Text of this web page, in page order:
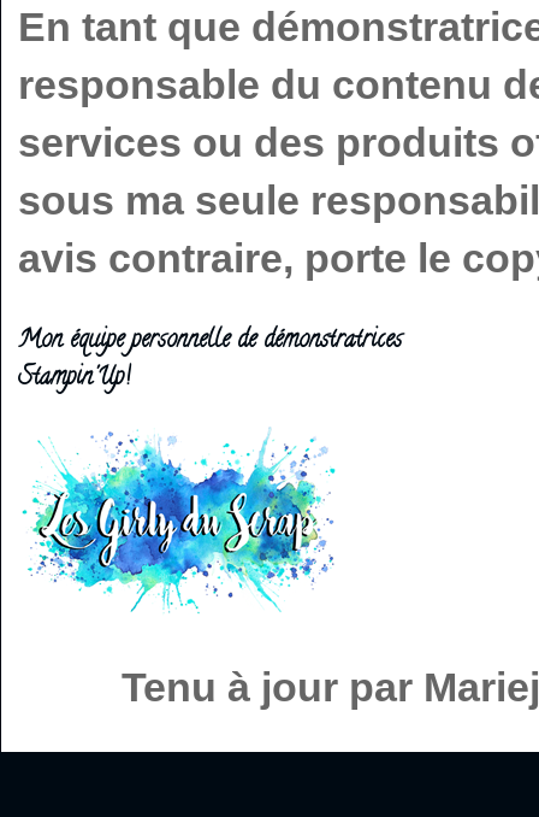
En tant que
responsable du contenu
services ou des produits
sous ma seule
avis contraire, porte le
Mon équipe personnelle de démonstratrices
Stampin'Up!
Tenu à jour par